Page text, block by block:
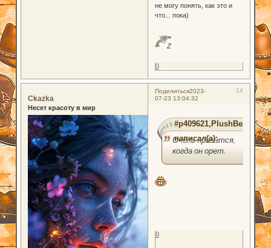
не могу понять, как это и
что... пока)
Z
0
Поделиться 14
2023-
07-23 13:04:32
Ckazka
Несет красоту в мир
#p409621,PlushBear
написал(а):
Очень нравится,
когда он орет.
0